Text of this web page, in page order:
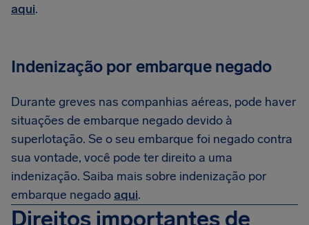
aqui.
Indenização por embarque negado
Durante greves nas companhias aéreas, pode haver
situações de embarque negado devido à
superlotação. Se o seu embarque foi negado contra
sua vontade, você pode ter direito a uma
indenização. Saiba mais sobre indenização por
embarque negadoaqui.
Direitos importantes de